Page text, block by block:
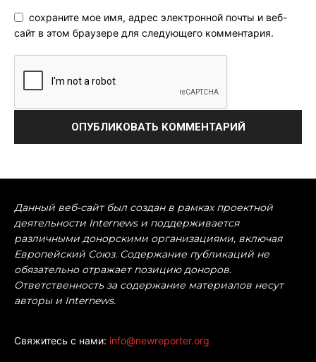
сохраните мое имя, адрес электронной почты и веб-
сайт в этом браузере для следующего комментария.
Данный веб-сайт был создан в рамках проектной
деятельности Internews и поддерживается
различными донорскими организациями, включая
Европейский Союз. Содержание публикаций не
обязательно отражает позицию доноров.
Ответственность за содержание материалов несут
авторы и Internews.
Свяжитесь с нами: info@newreporter.org